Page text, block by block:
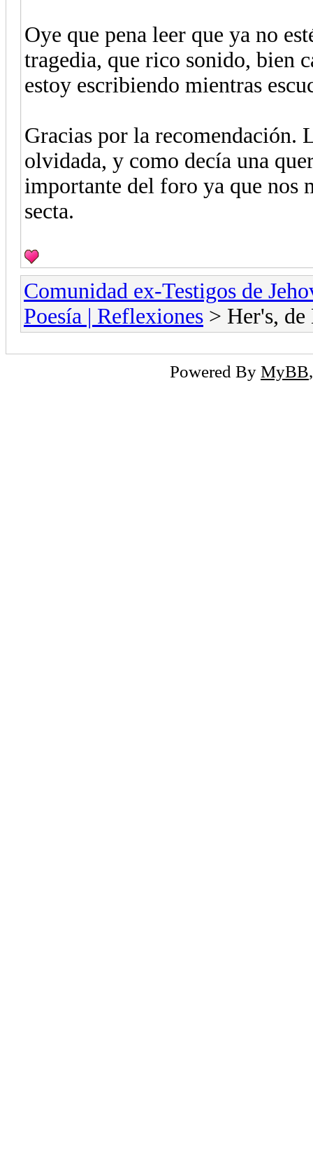
Oye que pena leer que ya no
tragedia, que rico sonido, bien
estoy escribiendo mientras
Gracias por la recomendación.
olvidada, y como decía una
importante del foro ya que nos
secta.
Comunidad ex-Testigos de
Poesía | Reflexiones > Her's,
Powered By MyBB